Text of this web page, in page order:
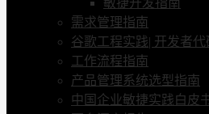
敏捷开发指南
需求管理指南
谷歌工程实践| 开发者
工作流程指南
产品管理系统选型指南
中国企业敏捷实践白皮